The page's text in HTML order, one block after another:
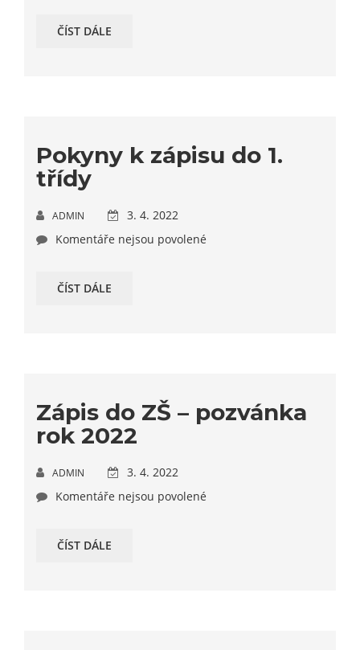
ČÍST DÁLE
Pokyny k zápisu do 1.
třídy
ADMIN
3. 4. 2022
Komentáře nejsou povolené
ČÍST DÁLE
Zápis do ZŠ – pozvánka
rok 2022
ADMIN
3. 4. 2022
Komentáře nejsou povolené
ČÍST DÁLE